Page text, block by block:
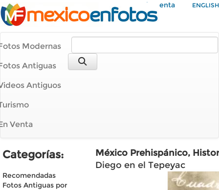
Mi Cuenta ENGLISH
Modernas
Antiguas
Antiguos
Venta
Categorías:
Recomendadas
Fotos Antiguas por
México Prehispánico,
Diego en el Tepeyac